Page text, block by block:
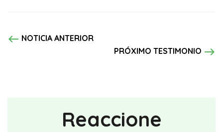
west NOTICIA ANTERIOR
PRÓXIMO TESTIMONIO east
Reaccione